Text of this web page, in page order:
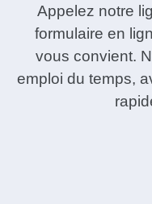
Appelez notre
formulaire en
vous convient.
emploi du temps,